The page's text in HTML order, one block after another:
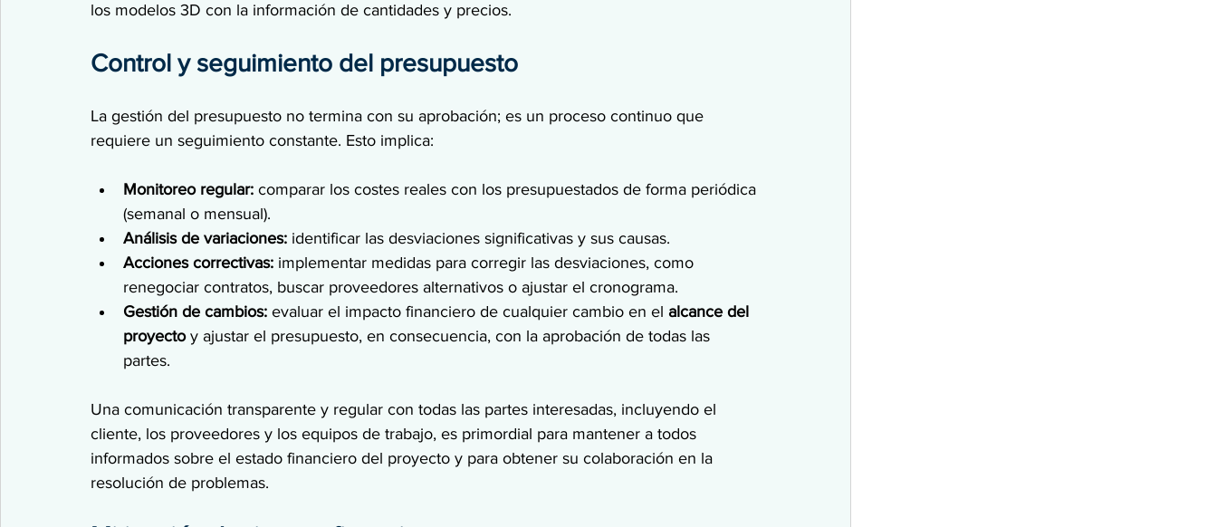
los modelos 3D con la información de cantidades y precios.
Control y seguimiento del presupuesto
La gestión del presupuesto no termina con su aprobación; es un proceso continuo que
requiere un seguimiento constante. Esto implica:
Monitoreo regular: comparar los costes reales con los presupuestados de forma periódica
(semanal o mensual).
Análisis de variaciones: identificar las desviaciones significativas y sus causas.
Acciones correctivas: implementar medidas para corregir las desviaciones, como
renegociar contratos, buscar proveedores alternativos o ajustar el cronograma.
Gestión de cambios: evaluar el impacto financiero de cualquier cambio en el alcance del
proyecto y ajustar el presupuesto, en consecuencia, con la aprobación de todas las
partes.
Una comunicación transparente y regular con todas las partes interesadas, incluyendo el
cliente, los proveedores y los equipos de trabajo, es primordial para mantener a todos
informados sobre el estado financiero del proyecto y para obtener su colaboración en la
resolución de problemas.